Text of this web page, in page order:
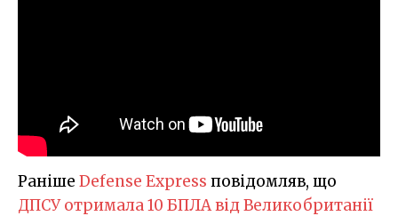
Раніше Defense Express повідомляв, що
ДПСУ отримала 10 БПЛА від Великобританії